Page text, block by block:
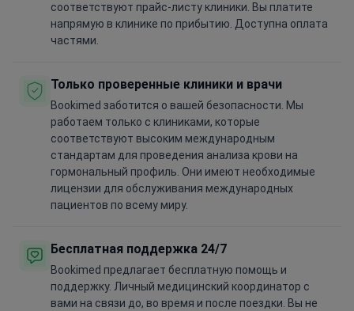
соответствуют прайс-листу клиники. Вы платите
напрямую в клинике по прибытию. Доступна оплата
частями.
Только проверенные клиники и врачи
Bookimed заботится о вашей безопасности. Мы
работаем только с клиниками, которые
соответствуют высоким международным
стандартам для проведения анализа крови на
гормональный профиль. Они имеют необходимые
лицензии для обслуживания международных
пациентов по всему миру.
Бесплатная поддержка 24/7
Bookimed предлагает бесплатную помощь и
поддержку. Личный медицинский координатор с
вами на связи до, во время и после поездки. Вы не